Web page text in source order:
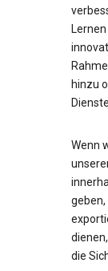
hinzu
Wenn
geben,
die